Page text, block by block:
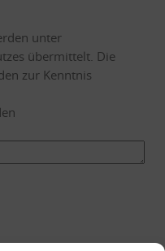
unter
übermittelt. Die
zur Kenntnis